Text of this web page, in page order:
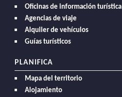
Oficinas de información turística
Agencias de viaje
Alquiler de vehículos
Guías turísticos
PLANIFICA
Mapa del territorio
Alojamiento